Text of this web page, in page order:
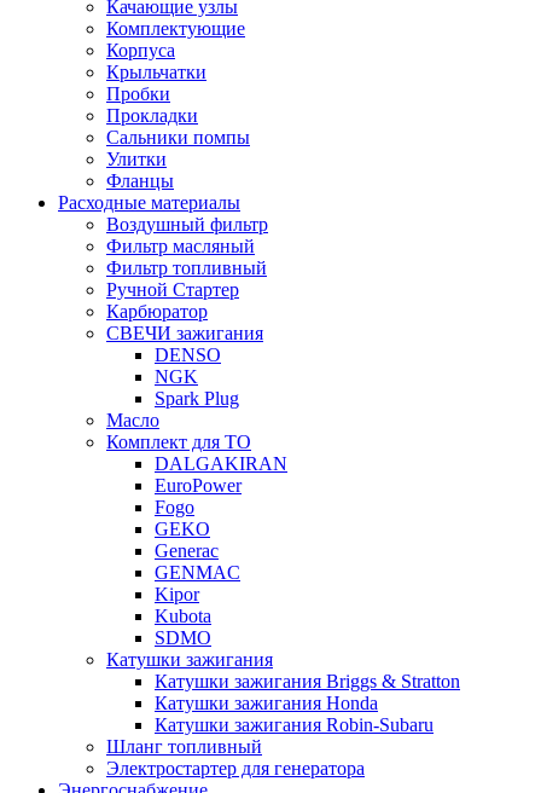
Качающие узлы
Комплектующие
Корпуса
Крыльчатки
Пробки
Прокладки
Сальники помпы
Улитки
Фланцы
Расходные материалы
Воздушный фильтр
Фильтр масляный
Фильтр топливный
Ручной Стартер
Карбюратор
СВЕЧИ зажигания
DENSO
NGK
Spark Plug
Масло
Комплект для ТО
DALGAKIRAN
EuroPower
Fogo
GEKO
Generac
GENMAC
Kipor
Kubota
SDMO
Катушки зажигания
Катушки зажигания Briggs & Stratton
Катушки зажигания Honda
Катушки зажигания Robin-Subaru
Шланг топливный
Электростартер для генератора